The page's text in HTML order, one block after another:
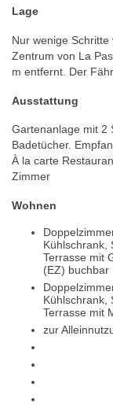
Lage
Nur wenige
Zentrum von La
m entfernt. Der
Ausstattung
Gartenanlage mit 2
Badetücher.
À la carte
Zimmer
Wohnen
Kühlschrank,
Terrasse mit
(EZ) buchbar
Kühlschrank,
Terrasse mit
zur